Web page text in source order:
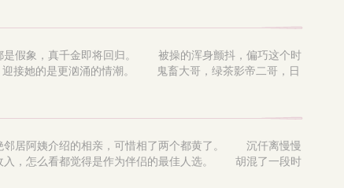
是假象，真千金即将回归。 被操的浑身颤抖，偏巧这个时
接她的是更汹涌的情潮。 鬼畜大哥，绿茶影帝二哥，日
居阿姨介绍的相亲，可惜相了两个都黄了。 沉仟离慢慢
入，怎么看都觉得是作为伴侣的最佳人选。 胡混了一段时